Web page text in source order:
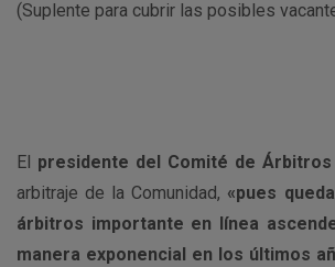
(Suplente para cubrir las posibles
El presidente del Comité de Árbitros
arbitraje de la Comunidad, «pues
árbitros importante en línea
manera exponencial en los últimos